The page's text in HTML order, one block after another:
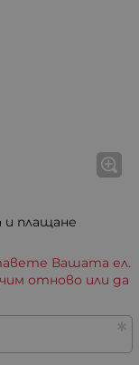
и плащане
Вашата ел.
отново или да